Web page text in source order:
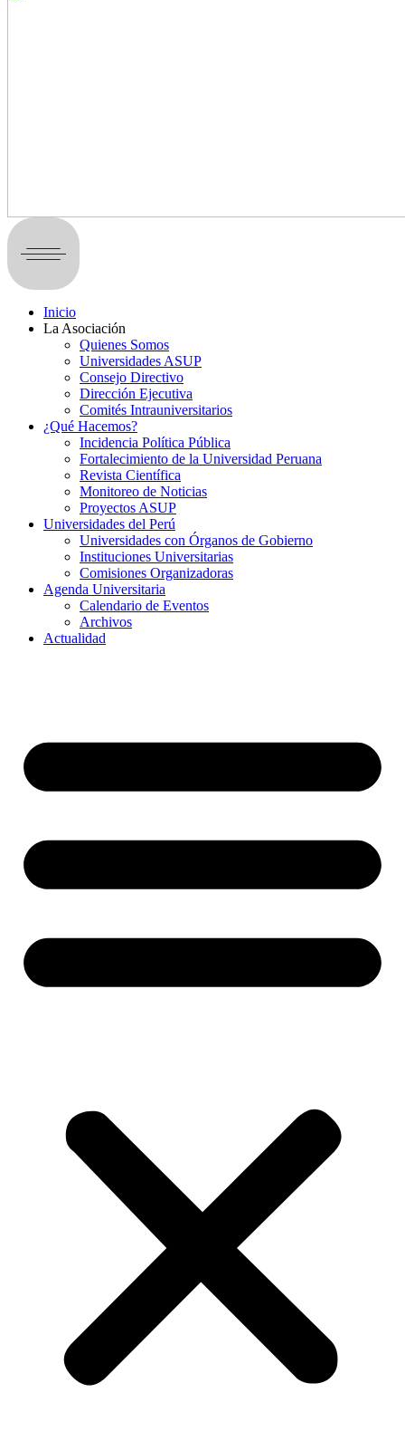
Inicio
La Asociación
Quienes Somos
Universidades ASUP
Consejo Directivo
Dirección Ejecutiva
Comités Intrauniversitarios
¿Qué Hacemos?
Incidencia Política Pública
Fortalecimiento de la Universidad Peruana
Revista Científica
Monitoreo de Noticias
Proyectos ASUP
Universidades del Perú
Universidades con Órganos de Gobierno
Instituciones Universitarias
Comisiones Organizadoras
Agenda Universitaria
Calendario de Eventos
Archivos
Actualidad